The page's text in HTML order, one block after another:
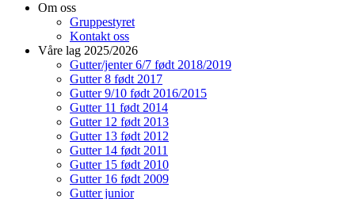
Om oss
Gruppestyret
Kontakt oss
Våre lag 2025/2026
Gutter/jenter 6/7 født 2018/2019
Gutter 8 født 2017
Gutter 9/10 født 2016/2015
Gutter 11 født 2014
Gutter 12 født 2013
Gutter 13 født 2012
Gutter 14 født 2011
Gutter 15 født 2010
Gutter 16 født 2009
Gutter junior